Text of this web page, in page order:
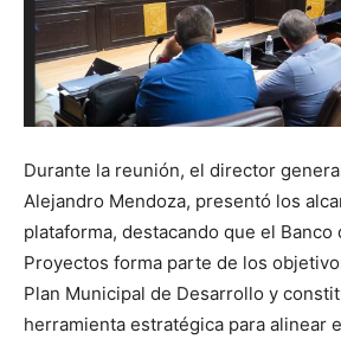
Durante la reunión, el director
Alejandro Mendoza, presentó los
plataforma, destacando que el Banco
Proyectos forma parte de los
Plan Municipal de Desarrollo y
herramienta estratégica para alinear